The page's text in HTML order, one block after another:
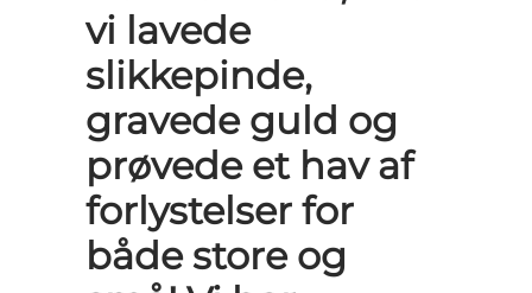
vi lavede
slikkepinde,
gravede guld og
prøvede et hav af
forlystelser for
både store og